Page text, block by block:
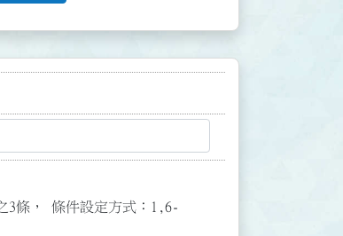
條， 條件設定方式：1,6-